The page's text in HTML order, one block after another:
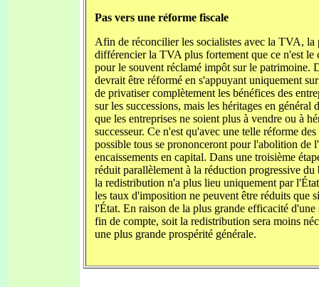
Pas vers une réforme fiscale
Afin de réconcilier les socialistes avec la TVA, la
différencier la TVA plus fortement que ce n'est
pour le souvent réclamé impôt sur le patrimoine.
devrait être réformé en s'appuyant uniquement
de privatiser complètement les bénéfices des
sur les successions, mais les héritages en
que les entreprises ne soient plus à vendre ou à
successeur. Ce n'est qu'avec une telle réforme
possible tous se prononceront pour l'abolition de
encaissements en capital. Dans une troisième
réduit parallèlement à la réduction progressive
la redistribution n'a plus lieu uniquement par
les taux d'imposition ne peuvent être réduits que
l'État. En raison de la plus grande efficacité
fin de compte, soit la redistribution sera moins
une plus grande prospérité générale.